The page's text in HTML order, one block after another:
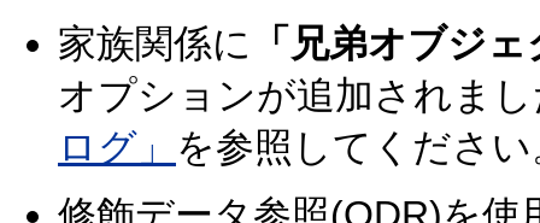
家族関係に
「兄弟オブジ
オプションが追加されま
ログ」 を参照してください